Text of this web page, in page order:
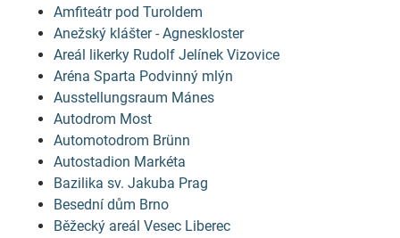
Amfiteátr pod Turoldem
Anežský klášter - Agneskloster
Areál likerky Rudolf Jelínek Vizovice
Aréna Sparta Podvinný mlýn
Ausstellungsraum Mánes
Autodrom Most
Automotodrom Brünn
Autostadion Markéta
Bazilika sv. Jakuba Prag
Besední dům Brno
Běžecký areál Vesec Liberec